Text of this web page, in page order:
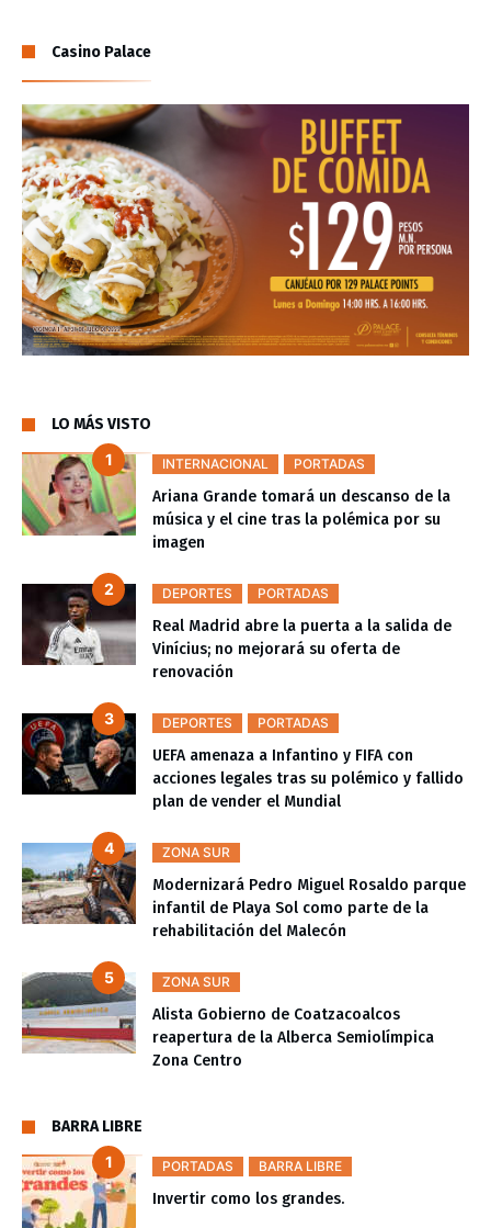
Casino Palace
LO MÁS VISTO
INTERNACIONAL PORTADAS
Ariana Grande tomará un descanso de la
música y el cine tras la polémica por su
imagen
DEPORTES PORTADAS
Real Madrid abre la puerta a la salida de
Vinícius; no mejorará su oferta de
renovación
DEPORTES PORTADAS
UEFA amenaza a Infantino y FIFA con
acciones legales tras su polémico y fallido
plan de vender el Mundial
ZONA SUR
Modernizará Pedro Miguel Rosaldo parque
infantil de Playa Sol como parte de la
rehabilitación del Malecón
ZONA SUR
Alista Gobierno de Coatzacoalcos
reapertura de la Alberca Semiolímpica
Zona Centro
BARRA LIBRE
PORTADAS BARRA LIBRE
Invertir como los grandes.